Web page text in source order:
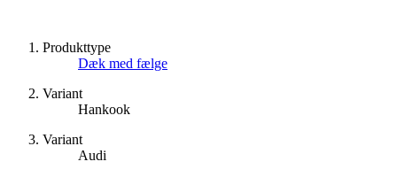
Produkttype
Dæk med fælge
Variant
Hankook
Variant
Audi